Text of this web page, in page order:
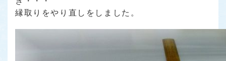
縁取りをやり直しをしました。